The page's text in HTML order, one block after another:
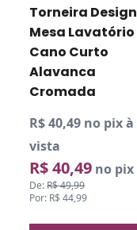
Torneira Design
Mesa Lavatório
Cano Curto
Alavanca
Cromada
R$ 40,49 no pix à
vista
R$ 40,49 no pix
De:R$ 49,99
Por: R$ 44,99